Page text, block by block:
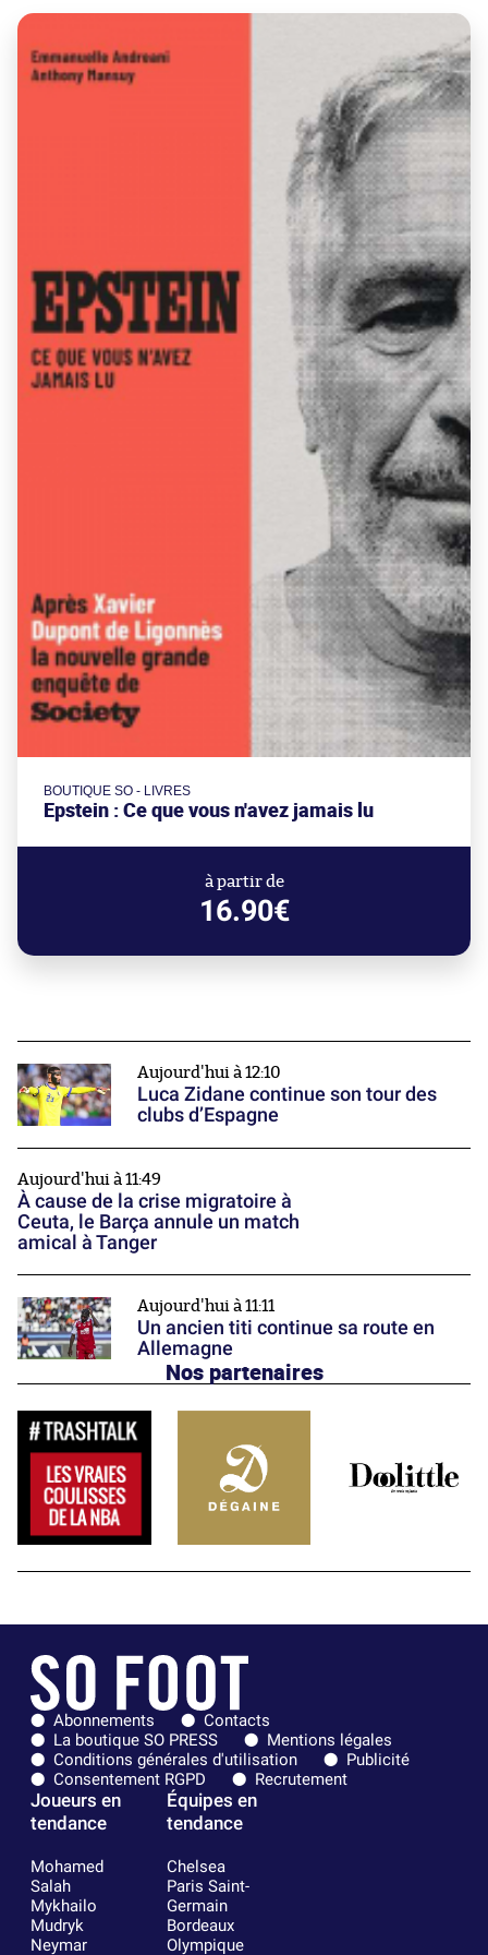
BOUTIQUE SO - LIVRES
Epstein : Ce que vous n'avez jamais lu
à partir de
16.90€
Aujourd'hui à 12:10
Luca Zidane continue son tour des
clubs d’Espagne
Aujourd'hui à 11:49
À cause de la crise migratoire à
Ceuta, le Barça annule un match
amical à Tanger
Aujourd'hui à 11:11
Un ancien titi continue sa route en
Allemagne
Nos partenaires
Abonnements
Contacts
La boutique SO PRESS
Mentions légales
Conditions générales d'utilisation
Publicité
Consentement RGPD
Recrutement
Joueurs en
tendance
Mohamed
Salah
Mykhailo
Mudryk
Neymar
Équipes en
tendance
Chelsea
Paris Saint-
Germain
Bordeaux
Olympique